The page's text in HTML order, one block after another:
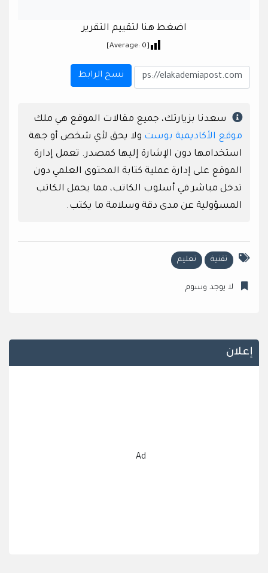
اضغط هنا لتقييم التقرير
[Average:
0
]
نسخ الرابط
سعدنا بزيارتك، جميع مقالات الموقع هي ملك
موقع الأكاديمية بوست ولا يحق لأي شخص أو جهة
استخدامها دون الإشارة إليها كمصدر. تعمل إدارة
الموقع على إدارة عملية كتابة المحتوى العلمي دون
تدخل مباشر في أسلوب الكاتب، مما يحمل الكاتب
المسؤولية عن مدى دقة وسلامة ما يكتب.
تقنية تعليم
لا يوجد وسوم
إعلان
Ad